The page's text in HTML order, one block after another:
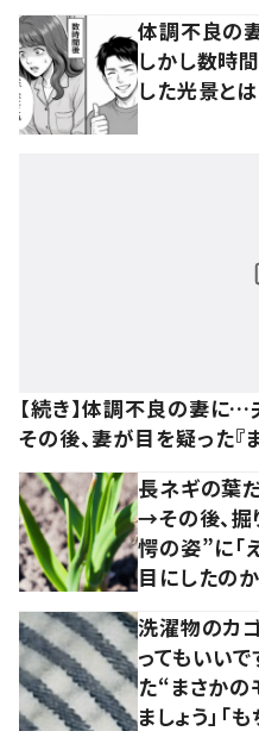
体調不良の
しかし数時
した光景とは
【続き】体調不良の妻に…
その後、妻が目を疑った『
長ネギの葉
→その後、
愕の姿”に「
目にしたのか
洗濯物のカ
ってもいい
た“まさかの
ましょう」「も